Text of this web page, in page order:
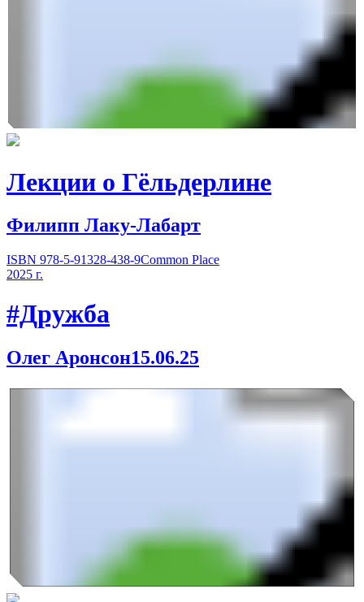
Лекции о Гёльдерлине
Филипп Лаку-Лабарт
ISBN 978-5-91328-438-9Common Place
2025 г.
#Дружба
Олег Аронсон15.06.25